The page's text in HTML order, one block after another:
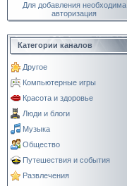
Для добавления необходима
авторизация
Категории каналов
Другое
Компьютерные игры
Красота и здоровье
Люди и блоги
Музыка
Общество
Путешествия и события
Развлечения